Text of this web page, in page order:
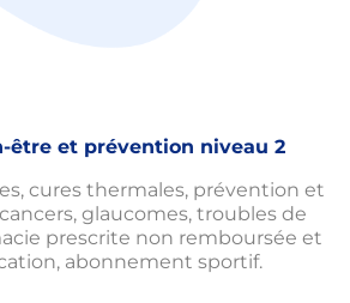
être et prévention niveau 2
cures thermales, prévention et
glaucomes, troubles de
prescrite non remboursée et
abonnement sportif.